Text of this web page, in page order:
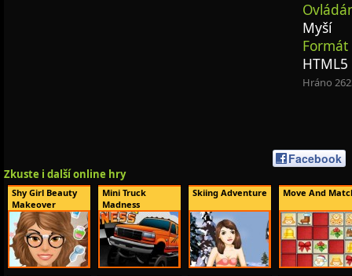
Myší
HTML5
Hráno
Facebook
Zkuste i další online hry
Shy Girl Beauty
Makeover
Mini Truck
Madness
Skiing Adventure Move And